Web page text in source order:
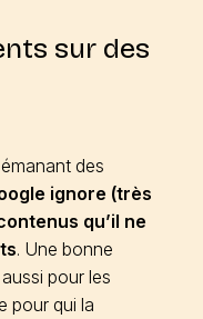
sur des
des
ignore (très
qu’il ne
. Une bonne
pour les
pour qui la